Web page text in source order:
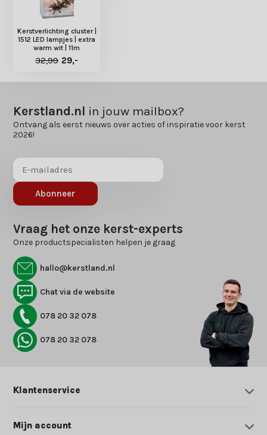
Kerstverlichting cluster |
1512 LED lampjes | extra
warm wit | 11m
32,99 29,-
Kerstland.nl in jouw mailbox?
Ontvang als eerst nieuws over acties of inspiratie voor kerst
2026!
Abonneer
Vraag het onze kerst-experts
Onze productspecialisten helpen je graag
hallo@kerstland.nl
Chat via de website
078 20 32 078
078 20 32 078
Klantenservice
Mijn account